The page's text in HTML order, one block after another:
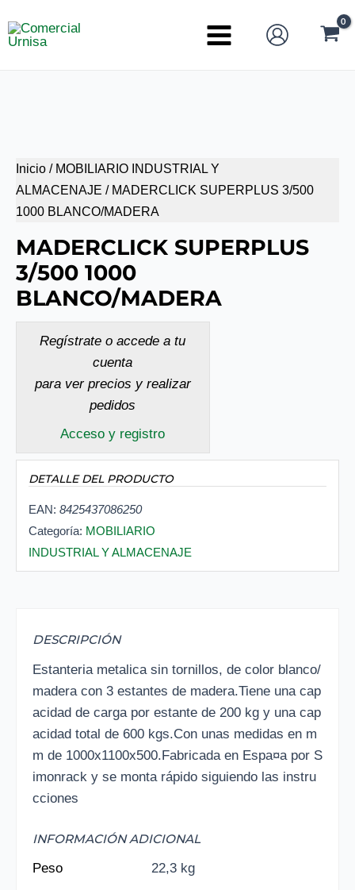
al
Main
Inicio / MOBILIARIO INDUSTRIAL Y
ALMACENAJE / MADERCLICK SUPERPLUS 3/500
1000 BLANCO/MADERA
MADERCLICK SUPERPLUS
3/500 1000
BLANCO/MADERA
Regístrate o accede a tu
cuenta
para ver precios y realizar
pedidos
Acceso y registro
DETALLE DEL PRODUCTO
EAN: 8425437086250
Categoría: MOBILIARIO
INDUSTRIAL Y ALMACENAJE
DESCRIPCIÓN
Estanteria metalica sin tornillos, de color blanco/
madera con 3 estantes de madera.Tiene una cap
acidad de carga por estante de 200 kg y una cap
acidad total de 600 kgs.Con unas medidas en m
m de 1000x1100x500.Fabricada en Espa¤a por S
imonrack y se monta rápido siguiendo las instru
cciones
INFORMACIÓN ADICIONAL
Peso
22,3 kg